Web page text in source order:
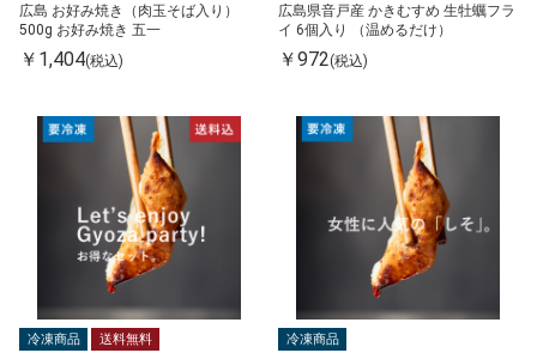
広島 お好み焼き（肉玉そば入り）
500g お好み焼き 五一
￥1,404(税込)
広島県音戸産 かきむすめ 生牡蠣フラ
イ 6個入り （温めるだけ）
￥972(税込)
冷凍商品 送料無料 冷凍商品